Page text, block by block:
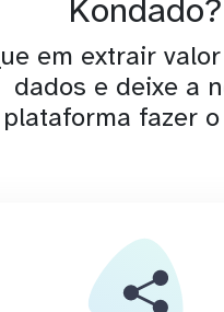
Kondado?
em extrair
dados e deixe a
plataforma fazer